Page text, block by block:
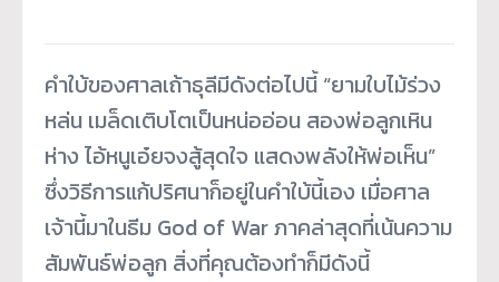
คำใบ้ของศาลเถ้าธุลีมีดังต่อไปนี้ “ยามใบไม้ร่วง
หล่น เมล็ดเติบโตเป็นหน่ออ่อน สองพ่อลูกเหิน
ห่าง ไอ้หนูเอ๋ยจงสู้สุดใจ แสดงพลังให้พ่อเห็น”
ซึ่งวิธีการแก้ปริศนาก็อยู่ในคำใบ้นี้เอง เมื่อศาล
เจ้านี้มาในธีม God of War ภาคล่าสุดที่เน้นความ
สัมพันธ์พ่อลูก สิ่งที่คุณต้องทำก็มีดังนี้